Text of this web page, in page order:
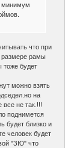
минимум
что при
рамы
тоже будет
можно взять
на
не так.!!!
поднимется
будет близко и
человек будет
"ЗЮ" что